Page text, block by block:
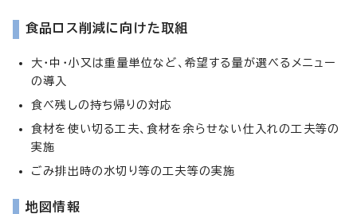
食品ロス削減に向けた取組
大・中・小又は重量単位など、希望する量が選べるメニュー
の導入
食べ残しの持ち帰りの対応
食材を使い切る工夫、食材を余らせない仕入れの工夫等の
実施
ごみ排出時の水切り等の工夫等の実施
地図情報